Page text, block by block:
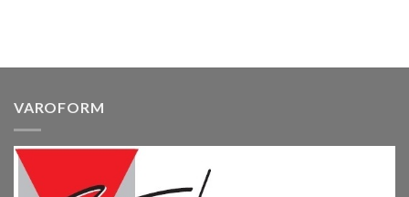
VAROFORM